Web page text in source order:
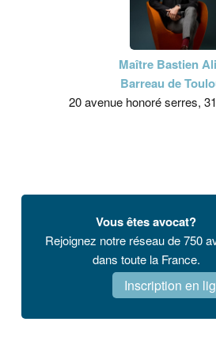
Maître Bastien
Barreau de
20 avenue honoré serres,
Vous êtes avocat?
Rejoignez notre réseau de 750
dans toute la France.
Inscription en